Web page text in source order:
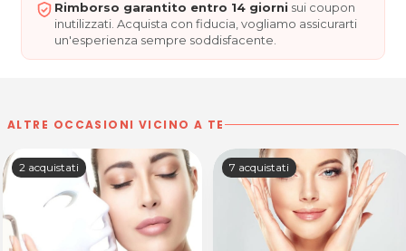
Rimborso garantito entro 14 giorni sui coupon
inutilizzati. Acquista con fiducia, vogliamo assicurarti
un'esperienza sempre soddisfacente.
ALTRE OCCASIONI VICINO A TE
2 acquistati 7 acquistati